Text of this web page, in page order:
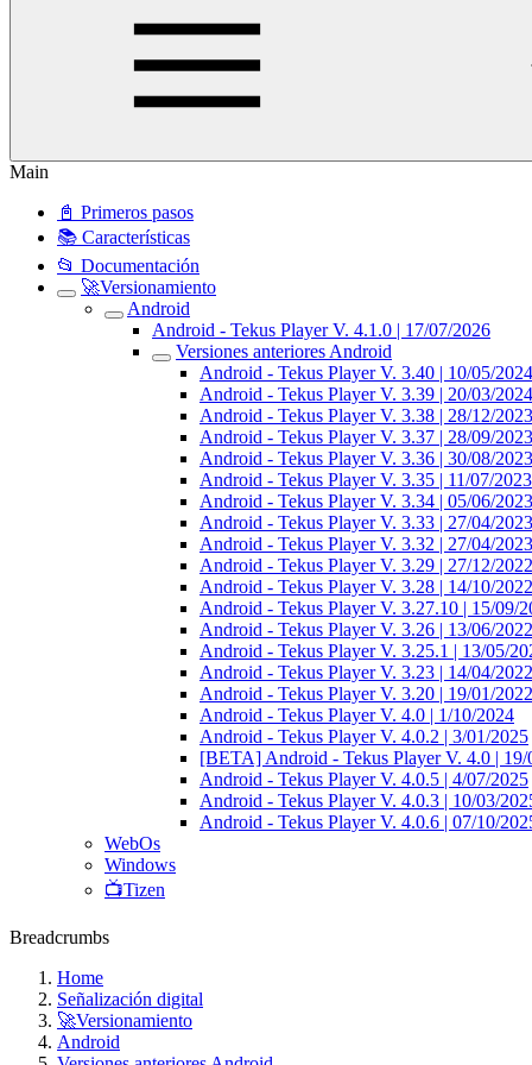
Main
📓 Primeros pasos
📚 Características
📂 Documentación
🚀Versionamiento
Android
Android - Tekus Player V. 4.1.0 | 17/07/2026
Versiones anteriores Android
Android - Tekus Player V. 3.40 | 10/05/2024
Android - Tekus Player V. 3.39 | 20/03/2024
Android - Tekus Player V. 3.38 | 28/12/2023
Android - Tekus Player V. 3.37 | 28/09/2023
Android - Tekus Player V. 3.36 | 30/08/2023
Android - Tekus Player V. 3.35 | 11/07/2023
Android - Tekus Player V. 3.34 | 05/06/2023
Android - Tekus Player V. 3.33 | 27/04/2023
Android - Tekus Player V. 3.32 | 27/04/2023
Android - Tekus Player V. 3.29 | 27/12/2022
Android - Tekus Player V. 3.28 | 14/10/2022
Android - Tekus Player V. 3.27.10 | 15/09/
Android - Tekus Player V. 3.26 | 13/06/2022
Android - Tekus Player V. 3.25.1 | 13/05/
Android - Tekus Player V. 3.23 | 14/04/2022
Android - Tekus Player V. 3.20 | 19/01/2022
Android - Tekus Player V. 4.0 | 1/10/2024
Android - Tekus Player V. 4.0.2 | 3/01/2025
[BETA] Android - Tekus Player V. 4.0 | 19/
Android - Tekus Player V. 4.0.5 | 4/07/2025
Android - Tekus Player V. 4.0.3 | 10/03/
Android - Tekus Player V. 4.0.6 | 07/10/
WebOs
Windows
📺Tizen
Breadcrumbs
Home
Señalización digital
🚀Versionamiento
Android